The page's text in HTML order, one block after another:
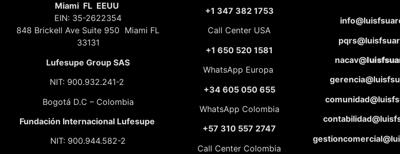
Miami FL EEUU
EIN: 35-2622354
848 Brickell Ave Suite 950 Miami FL
33131
Lufesupe Group SAS
NIT: 900.932.241-2
Bogotá D.C – Colombia
Fundación Internacional Lufesupe
NIT: 900.944.582-2
+1 347 382 1753
Call Center USA
+1 650 520 1581
WhatsApp Europa
+34 605 050 655
WhatsApp Colombia
+57 310 557 2747
Call Center Colombia
nacav@